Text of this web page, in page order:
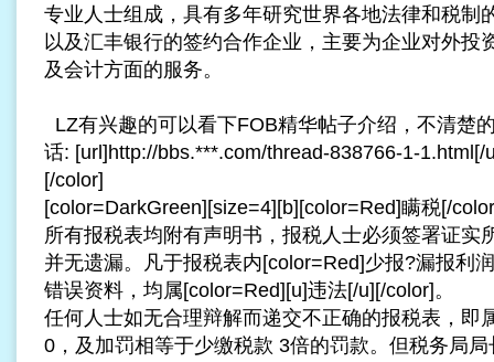
专业人士组成，具有多年研究世界各地法律和税制
以及汇丰银行的签约合作企业，主要为企业对外投
及会计方面的服务。
LZ有兴趣的可以看下FOB精华帖子介绍，不清楚
话: [url]http://bbs.***.com/thread-838766-1-1.html[/
[/color]
[color=DarkGreen][size=4][b][color=Red]瞒税[/
所有报税表均附有声明书，报税人士必须签署证实
并无遗漏。凡于报税表内[color=Red]少报?漏报利
错误资料，均属[color=Red][u]违法[/u][/color]。
任何人士如无合理辩解而递交不正确的报税表，即
0，及加罚相等于少缴税款 3倍的罚款。但税务局